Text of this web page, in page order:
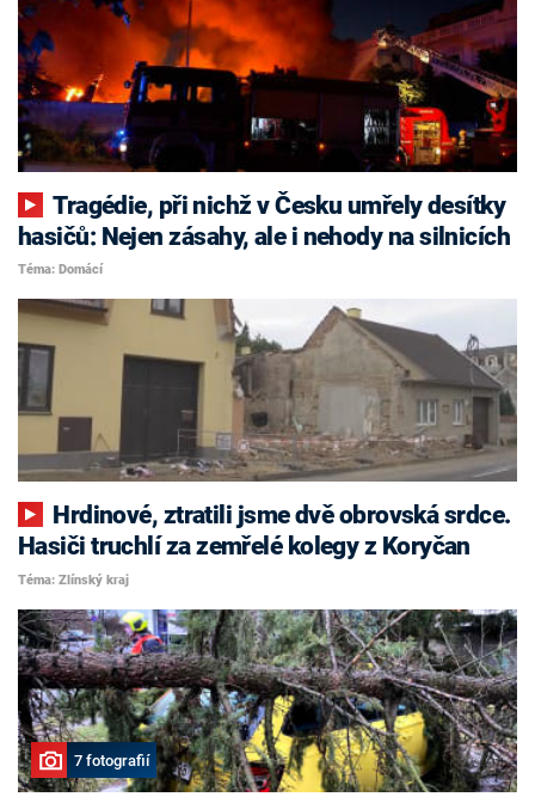
Tragédie, při nichž v Česku umřely desítky
hasičů: Nejen zásahy, ale i nehody na silnicích
Téma: Domácí
Hasiči truchlí za zemřelé kolegy z Koryčan
Téma: Zlínský kraj
7 fotografií